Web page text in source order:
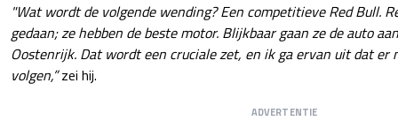
"Wat wordt de volgende wending? Een competitieve Red Bull.
gedaan; ze hebben de beste motor. Blijkbaar gaan ze de auto
Oostenrijk. Dat wordt een cruciale zet, en ik ga ervan uit dat er
volgen,”zei hij.
ADVERTENTIE